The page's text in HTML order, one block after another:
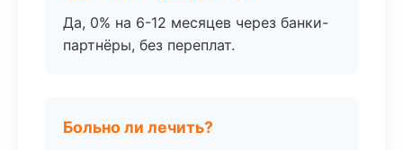
Да, 0% на 6-12 месяцев через банки-
партнёры, без переплат.
Больно ли лечить?